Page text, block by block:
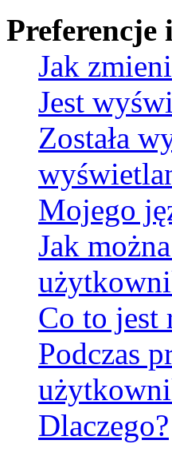
Jak
Jest
Została
Mojego
Jak
Co to jest
Podczas
Dlaczego?